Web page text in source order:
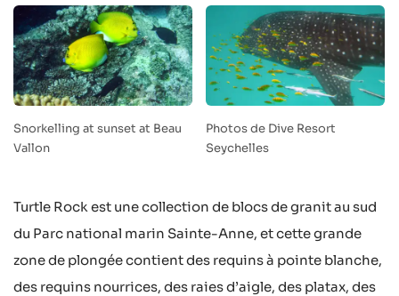
Snorkelling at sunset at Beau
Vallon
Photos de Dive Resort
Seychelles
Turtle Rock est une collection de blocs de granit au sud
du Parc national marin Sainte-Anne, et cette grande
zone de plongée contient des requins à pointe blanche,
des requins nourrices, des raies d’aigle, des platax, des